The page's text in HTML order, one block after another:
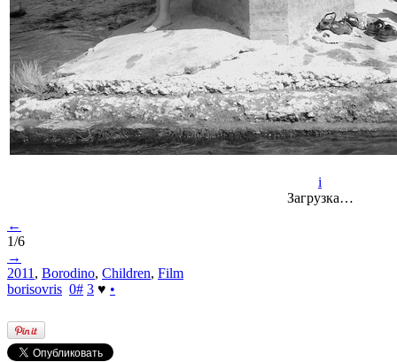
i
Загрузка…
←
1/6
→
2011 , Borodino, Children, Film
borisovris 0# 3 ♥ •